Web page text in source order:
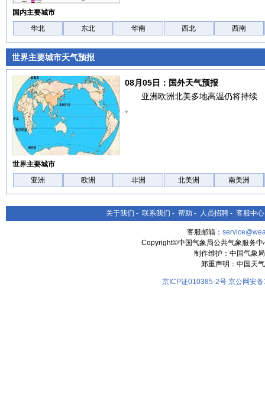
国内主要城市
华北
东北 华南 西北 西南
世界主要城市天气预报
08月05日：国外天气预报
亚洲欧洲北美多地高温仍将持续
。
世界主要城市
亚洲
欧洲 非洲 北美洲 南美洲
关于我们 - 联系我们 - 帮助 - 人员招聘 - 客服中心
客服邮箱：
Copyright©中国气象局公共气象服务
制作维护：中国气象
郑重声明：中国天
京ICP证010385-2号 京公网安